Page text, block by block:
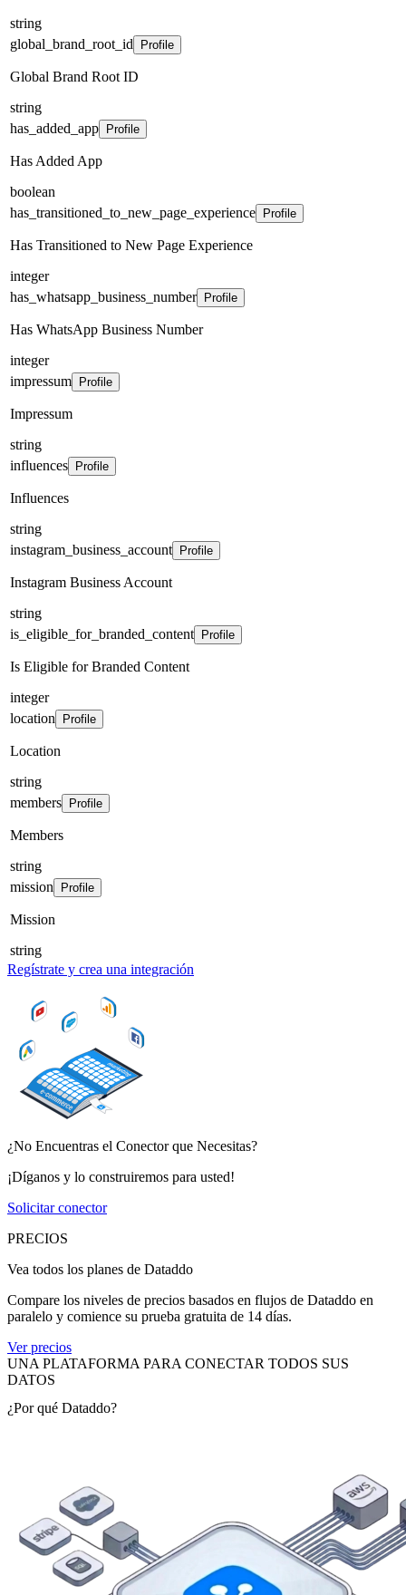
string
global_brand_root_id
Profile
Global Brand Root ID
string
has_added_app
Profile
Has Added App
boolean
has_transitioned_to_new_page_experience
Profile
Has Transitioned to New Page Experience
integer
has_whatsapp_business_number
Profile
Has WhatsApp Business Number
integer
impressum
Profile
Impressum
string
influences
Profile
Influences
string
instagram_business_account
Profile
Instagram Business Account
string
is_eligible_for_branded_content
Profile
Is Eligible for Branded Content
integer
location
Profile
Location
string
members
Profile
Members
string
mission
Profile
Mission
string
Regístrate y crea una integración
¿No Encuentras el Conector que Necesitas?
¡Díganos y lo construiremos para usted!
Solicitar conector
PRECIOS
Vea todos los planes de Dataddo
Compare los niveles de precios basados en flujos de Dataddo en
paralelo y comience su prueba gratuita de 14 días.
Ver precios
UNA PLATAFORMA PARA CONECTAR TODOS SUS
DATOS
¿Por qué Dataddo?